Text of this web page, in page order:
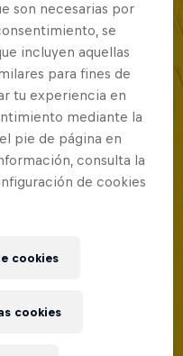
son necesarias por
se
incluyen aquellas
para fines de
tu experiencia en
mediante la
pie de página en
consulta la
de cookies
cookies
cookies